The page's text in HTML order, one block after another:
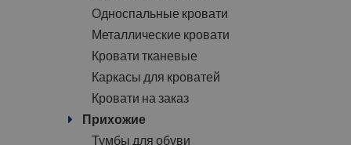
Односпальные кровати
Металлические кровати
Кровати тканевые
Каркасы для кроватей
Кровати на заказ
Прихожие
Тумбы для обуви